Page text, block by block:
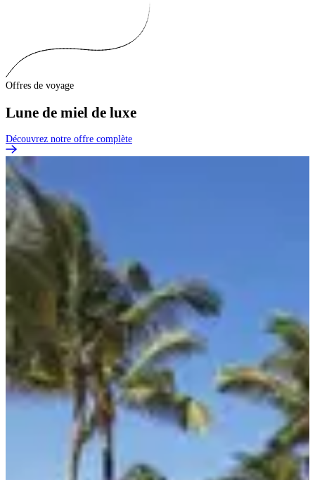
Offres de voyage
Lune de miel de luxe
Découvrez notre offre complète